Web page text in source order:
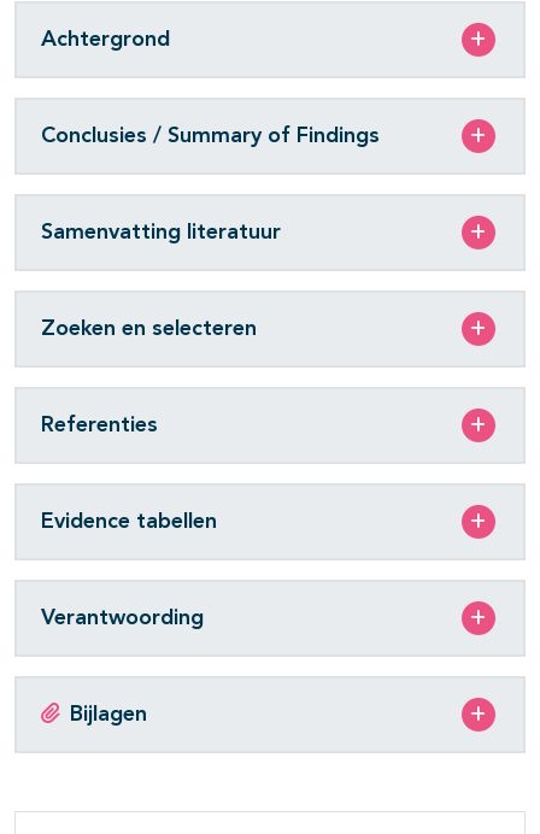
Achtergrond
Conclusies / Summary of Findings
Samenvatting literatuur
Zoeken en selecteren
Referenties
Evidence tabellen
Verantwoording
Bijlagen